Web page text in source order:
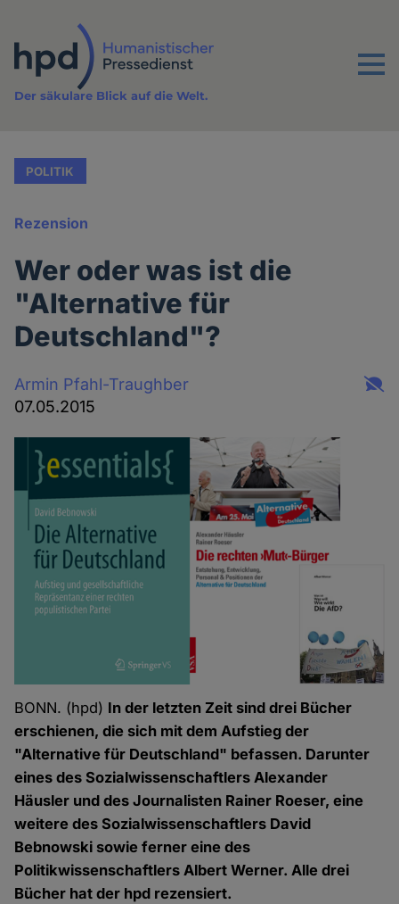
Inhalt
Menu
Der säkulare Blick auf die Welt.
POLITIK
Rezension
Wer oder was ist die
"Alternative für
Deutschland"?
Armin Pfahl-Traughber
07.05.2015
BONN. (hpd) In der letzten Zeit sind drei Bücher
erschienen, die sich mit dem Aufstieg der
"Alternative für Deutschland" befassen. Darunter
eines des Sozialwissenschaftlers Alexander
Häusler und des Journalisten Rainer Roeser, eine
weitere des Sozialwissenschaftlers David
Bebnowski sowie ferner eine des
Politikwissenschaftlers Albert Werner. Alle drei
Bücher hat der hpd rezensiert.